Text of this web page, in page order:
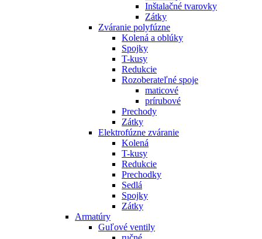
Inštalačné tvarovky
Zátky
Zváranie polyfúzne
Kolená a oblúky
Spojky
T-kusy
Redukcie
Rozoberateľné spoje
maticové
prírubové
Prechody
Zátky
Elektrofúzne zváranie
Kolená
T-kusy
Redukcie
Prechodky
Sedlá
Spojky
Zátky
Armatúry
Guľové ventily